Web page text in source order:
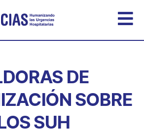
DE
SOBRE
SUH